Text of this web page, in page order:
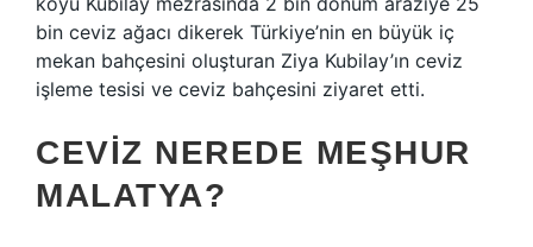
bin ceviz ağacı dikerek Türkiye’nin en büyük iç
mekan bahçesini oluşturan Ziya Kubilay’ın ceviz
işleme tesisi ve ceviz bahçesini ziyaret etti.
CEVIZ NEREDE MEŞHUR
MALATYA?